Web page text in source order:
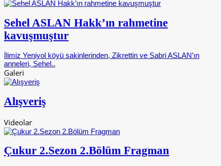
Sehel ASLAN Hakk’ın rahmetine
kavuşmuştur
İlimiz Yeniyol köyü sakinlerinden, Zikrettin ve Sabri ASLAN’ın
anneleri, Sehel..
Galeri
Alışveriş
Videolar
Çukur 2.Sezon 2.Bölüm Fragman